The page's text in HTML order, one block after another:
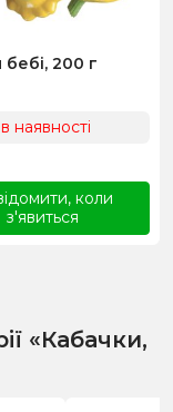
бебі, 200 г
наявності
коли
з'явиться
«Кабачки,